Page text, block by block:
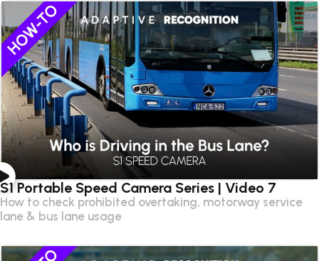
S1 Portable Speed Camera Series | Video 7
How to check prohibited overtaking, motorway service
lane & bus lane usage